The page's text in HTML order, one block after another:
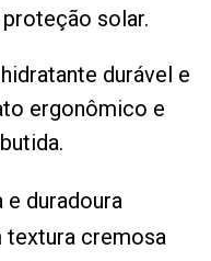
solar.
durável e
ergonômico e
e duradoura
cremosa